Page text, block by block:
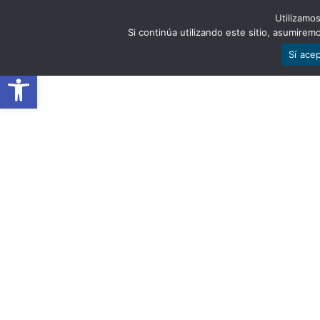
Abrir barra de herramientas
Si continúa utilizando este sitio,
Sí